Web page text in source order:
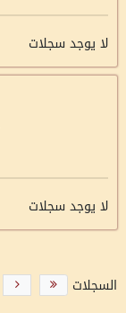
لا يوجد سجلات
لا يوجد سجلات
السجلات